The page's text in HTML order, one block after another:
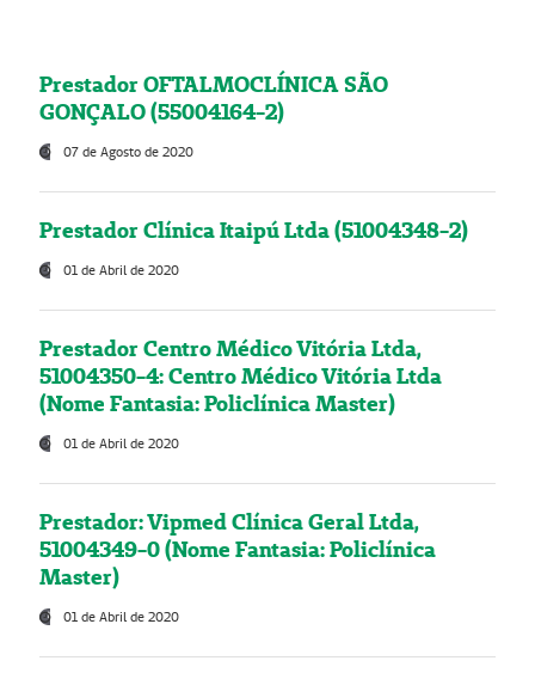
Prestador OFTALMOCLÍNICA SÃO
GONÇALO (55004164-2)
07 de Agosto de 2020
Prestador Clínica Itaipú Ltda (51004348-2)
01 de Abril de 2020
Prestador Centro Médico Vitória Ltda,
51004350-4: Centro Médico Vitória Ltda
(Nome Fantasia: Policlínica Master)
01 de Abril de 2020
Prestador: Vipmed Clínica Geral Ltda,
51004349-0 (Nome Fantasia: Policlínica
Master)
01 de Abril de 2020